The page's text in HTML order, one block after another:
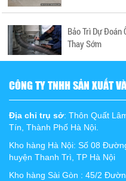
Bảo Trì Dự Đoán
Thay Sớm
CÔNG TY TNHH SẢN XUẤT
Địa chỉ trụ sở: Thôn Quất
Tín, Thành Phố Hà Nội.
Kho hàng Hà Nội: Số 08
huyện Thanh Trì, TP Hà Nội
Kho hàng Sài Gòn : 45/2